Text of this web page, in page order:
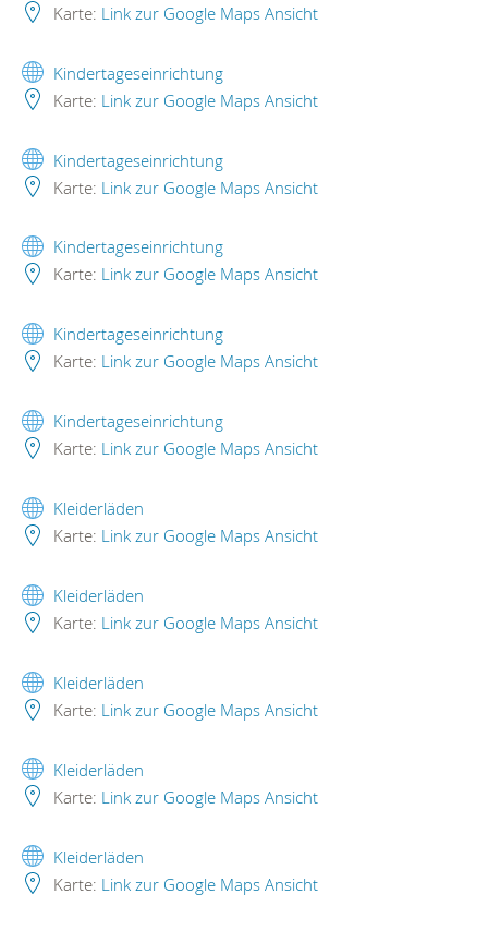
Karte: Link zur Google Maps Ansicht
Kindertageseinrichtung
Karte: Link zur Google Maps Ansicht
Kindertageseinrichtung
Karte: Link zur Google Maps Ansicht
Kindertageseinrichtung
Karte: Link zur Google Maps Ansicht
Kindertageseinrichtung
Karte: Link zur Google Maps Ansicht
Kindertageseinrichtung
Karte: Link zur Google Maps Ansicht
Kleiderläden
Karte: Link zur Google Maps Ansicht
Kleiderläden
Karte: Link zur Google Maps Ansicht
Kleiderläden
Karte: Link zur Google Maps Ansicht
Kleiderläden
Karte: Link zur Google Maps Ansicht
Kleiderläden
Karte: Link zur Google Maps Ansicht